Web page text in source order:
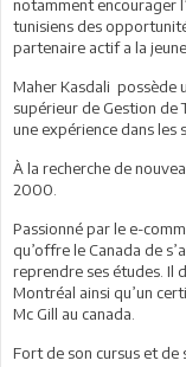
notamment encourager
tunisiens des
partenaire actif a la
Maher Kasdali possède
supérieur de Gestion de
une expérience dans les
À la recherche de
2000.
Passionné par le e-
qu’offre le Canada de
reprendre ses études. Il
Montréal ainsi qu’un
Mc Gill au canada.
Fort de son cursus et de